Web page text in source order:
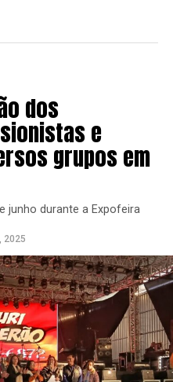
dos
e
grupos em
junho durante a Expofeira
2025